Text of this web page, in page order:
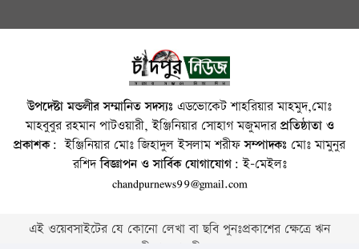
উপদেষ্টা মন্ডলীর সম্মানিত সদস্যঃ এডভোকেট শাহরিয়ার মাহমুদ,মোঃ
মাহবুবুর রহমান পাটওয়ারী, ইঞ্জিনিয়ার সোহাগ মজুমদারপ্রতিষ্ঠাতা ও
প্রকাশক: ইঞ্জিনিয়ার মোঃ জিহাদুল ইসলাম শরীফসম্পাদকঃ মোঃ মামুনুর
রশিদবিজ্ঞাপন ও সার্বিক যোগাযোগ: ই-মেইলঃ
chandpurnews99@gmail.com
এই ওয়েবসাইটের যে কোনো লেখা বা ছবি পুনঃপ্রকাশের ক্ষেত্রে ঋন